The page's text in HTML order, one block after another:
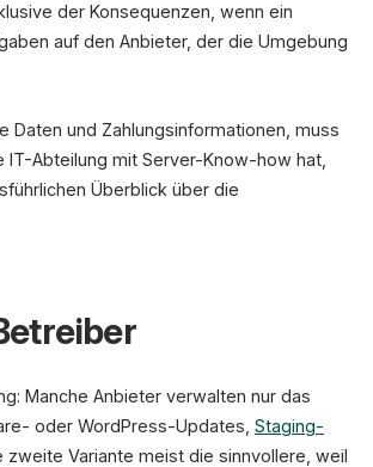
der Konsequenzen, wenn ein
auf den Anbieter, der die Umgebung
und Zahlungsinformationen, muss
Abteilung mit Server-Know-how hat,
Überblick über die
Manche Anbieter verwalten nur das
oder WordPress-Updates, Staging-
Variante meist die sinnvollere, weil